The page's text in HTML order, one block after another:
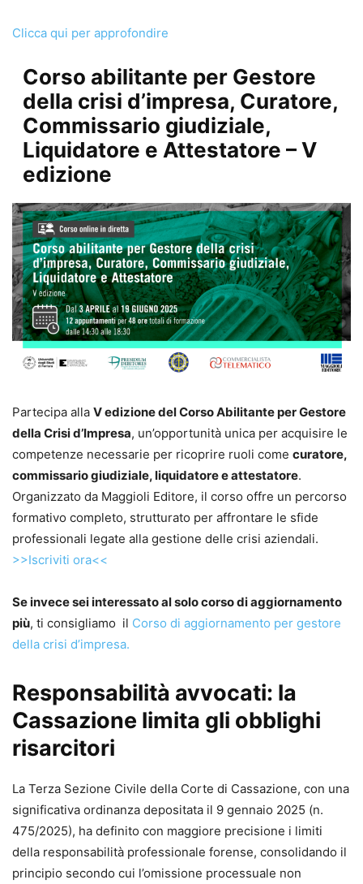
Clicca qui per approfondire
Corso abilitante per Gestore
della crisi d’impresa, Curatore,
Commissario giudiziale,
Liquidatore e Attestatore – V
edizione
Partecipa alla V edizione del Corso Abilitante per Gestore
della Crisi d’Impresa, un’opportunità unica per acquisire le
competenze necessarie per ricoprire ruoli come curatore,
commissario giudiziale, liquidatore e attestatore.
Organizzato da Maggioli Editore, il corso offre un percorso
formativo completo, strutturato per affrontare le sfide
professionali legate alla gestione delle crisi aziendali.
>>Iscriviti ora<<
Se invece sei interessato al solo corso di aggiornamento
più, ti consigliamo il Corso di aggiornamento per gestore
della crisi d’impresa.
Responsabilità avvocati: la
Cassazione limita gli obblighi
risarcitori
La Terza Sezione Civile della Corte di Cassazione, con una
significativa ordinanza depositata il 9 gennaio 2025 (n.
475/2025), ha definito con maggiore precisione i limiti
della responsabilità professionale forense, consolidando il
principio secondo cui l’omissione processuale non